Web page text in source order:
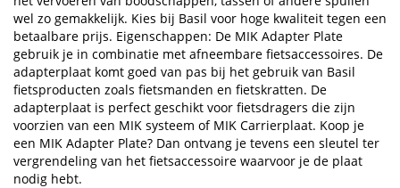
wel zo gemakkelijk. Kies bij Basil voor hoge kwaliteit tegen een
betaalbare prijs. Eigenschappen: De MIK Adapter Plate
gebruik je in combinatie met afneembare fietsaccessoires. De
adapterplaat komt goed van pas bij het gebruik van Basil
fietsproducten zoals fietsmanden en fietskratten. De
adapterplaat is perfect geschikt voor fietsdragers die zijn
voorzien van een MIK systeem of MIK Carrierplaat. Koop je
een MIK Adapter Plate? Dan ontvang je tevens een sleutel ter
vergrendeling van het fietsaccessoire waarvoor je de plaat
nodig hebt.